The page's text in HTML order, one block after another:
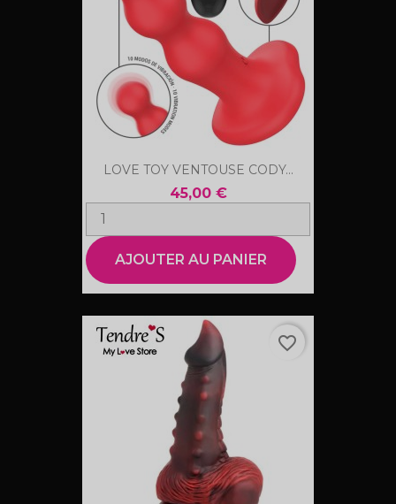
LOVE TOY VENTOUSE CODY...
45,00 €
AJOUTER AU PANIER
favorite_border